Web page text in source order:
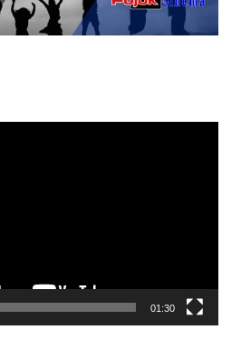
01:30